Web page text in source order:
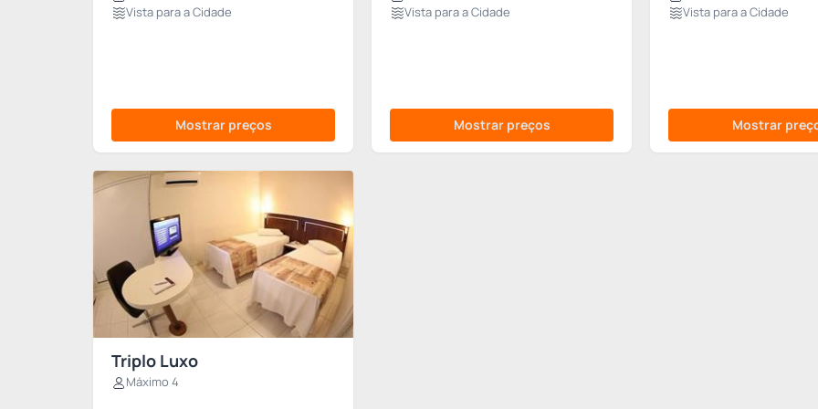
Vista para a Cidade
Mostrar preços
Vista para a Cidade
Mostrar preços
Vista para a Cidade
Mostrar
Triplo Luxo
Máximo 4